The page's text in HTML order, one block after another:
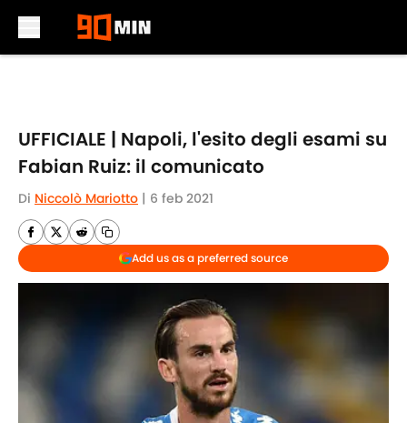
UFFICIALE | Napoli, l'esito degli esami su
Fabian Ruiz: il comunicato
Di Niccolò Mariotto | 6 feb 2021
Add us as a preferred source